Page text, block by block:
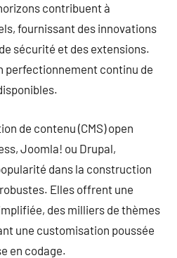
contribuent à
fournissant des innovations
sécurité et des extensions.
perfectionnement continu de
de contenu (CMS) open
Joomla! ou Drupal,
dans la construction
Elles offrent une
des milliers de thèmes
une customisation poussée
en codage.